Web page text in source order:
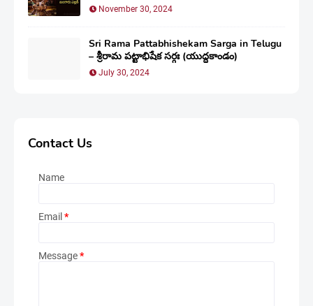
November 30, 2024
Sri Rama Pattabhishekam Sarga in Telugu
– శ్రీరామ పట్టాభిషేక సర్గః (యుద్ధకాండం)
July 30, 2024
Contact Us
Name
Email *
Message*